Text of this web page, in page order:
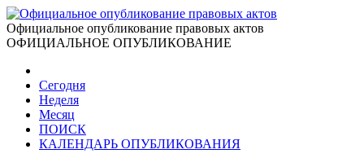
Официальное опубликование правовых актов
ОФИЦИАЛЬНОЕ ОПУБЛИКОВАНИЕ
Сегодня
Неделя
Месяц
ПОИСК
КАЛЕНДАРЬ ОПУБЛИКОВАНИЯ